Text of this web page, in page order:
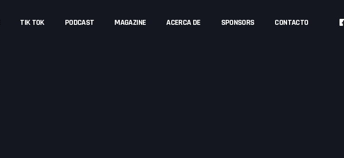
TIK TOK PODCAST MAGAZINE ACERCA DE SPONSORS CONTACTO